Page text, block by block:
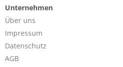
Unternehmen
Über uns
Impressum
Datenschutz
AGB